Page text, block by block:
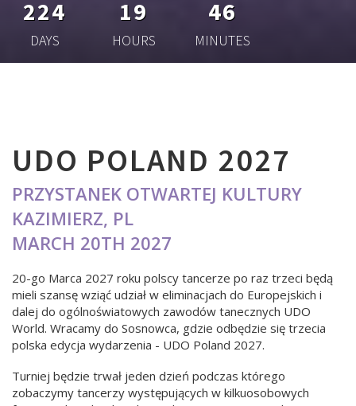
224
DAYS
19
HOURS
46
MINUTES
UDO POLAND 2027
PRZYSTANEK OTWARTEJ KULTURY
KAZIMIERZ, PL
MARCH 20TH 2027
20-go Marca 2027 roku polscy tancerze po raz trzeci będą
mieli szansę wziąć udział w eliminacjach do Europejskich i
dalej do ogólnoświatowych zawodów tanecznych UDO
World. Wracamy do Sosnowca, gdzie odbędzie się trzecia
polska edycja wydarzenia - UDO Poland 2027.
Turniej będzie trwał jeden dzień podczas którego
zobaczymy tancerzy występujących w kilkuosobowych